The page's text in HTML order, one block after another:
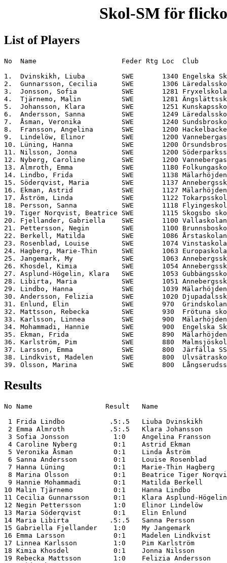
Skol-SM för
List of Players
No  Name                     Feder
1.  Dvinskikh, Liuba         SWE       1340 Engelska
2.  Gunnarsson, Cecilia      SWE       1306
3.  Jonsson, Sofia           SWE       1281
4.  Tjärnemo, Malin          SWE       1281
5.  Johansson, Klara         SWE       1251
6.  Andersson, Sanna         SWE       1249
7.  Åsman, Veronika          SWE       1240
8.  Fransson, Angelina       SWE       1200
9.  Lindelöw, Elinor         SWE       1200
10. Lüning, Hanna            SWE       1200
11. Nilsson, Jonna           SWE       1200
12. Nyberg, Caroline         SWE       1200
13. Almroth, Emma            SWE       1180
14. Lindbo, Frida            SWE       1138 Mälarhöjdens
15. Söderqvist, Maria        SWE       1137
16. Ekman, Astrid            SWE       1127 Mälarhöjdens
17. Åström, Linda            SWE       1122
18. Persson, Sanna           SWE       1118
19. Tiger Norqvist, Beatrice SWE       1115
20. Fjellander, Gabriella    SWE       1100
21. Pettersson, Negin        SWE       1100
22. Berkell, Matilda         SWE       1086
23. Rosenblad, Louise        SWE       1074
24. Hagberg, Marie-Thin      SWE       1063
25. Jangemark, My            SWE       1063
26. Khosdel, Kimia           SWE       1054
27. Asplund-Högelin, Klara   SWE       1053
28. Libirta, Maria           SWE       1051
29. Lindbo, Hanna            SWE       1039 Mälarhöjdens
30. Andersson, Felizia       SWE       1020
31. Enlund, Elin             SWE       970
32. Mattsson, Rebecka        SWE       930
33. Karlsson, Linnea         SWE       900  Mälarhöjdens
34. Mohammadi, Hannie        SWE       900  Engelska
35. Ekman, Frida             SWE       890  Mälarhöjdens
36. Karlström, Pim           SWE       880
37. Larsson, Emma            SWE
38. Lindkvist, Madelen       SWE       800
Results
No Name                  Result
1 Frida Lindbo           .5:.5   Liuba
2 Emma Almroth           .5:.5   Klara
3 Sofia Jonsson           1:0    Angelina
4 Caroline Nyberg         0:1    Astrid
5 Veronika Åsman          0:1    Linda
6 Sanna Andersson         0:1    Louise
7 Hanna Lüning            0:1    Marie-Thin
8 Marina Olsson           0:1    Beatrice Tiger
9 Hannie Mohammadi        0:1    Matilda
10 Malin Tjärnemo          0:1    Hanna
11 Cecilia Gunnarsson      0:1    Klara Asplund-
12 Negin Pettersson        1:0    Elinor
13 Maria Söderqvist        0:1    Elin
14 Maria Libirta          .5:.5   Sanna
15 Gabriella Fjellander    1:0    My
16 Emma Larsson            0:1    Madelen
17 Linnea Karlsson         1:0    Pim
18 Kimia Khosdel           0:1    Jonna
19 Rebecka Mattsson        1:0    Felizia